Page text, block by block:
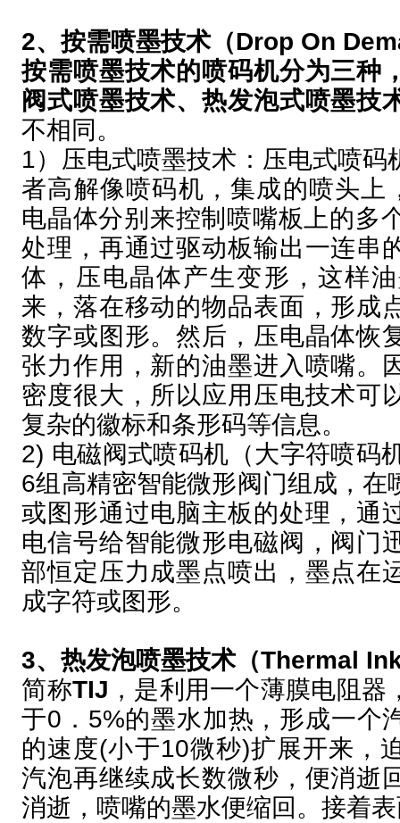
2、按需喷墨技术（Drop On
按需喷墨技术的喷码机分为三种
阀式喷墨技术、热发泡式喷墨技
不相同。
1）压电式喷墨技术：压电式喷码
者高解像喷码机，集成的喷头上
电晶体分别来控制喷嘴板上的多
处理，再通过驱动板输出一连串
体，压电晶体产生变形，这样
来，落在移动的物品表面，形成
数字或图形。然后，压电晶体恢
张力作用，新的油墨进入喷嘴。
密度很大，所以应用压电技术可
复杂的徽标和条形码等信息。
2) 电磁阀式喷码机（大字符喷码
6组高精密智能微形阀门组成，在
或图形通过电脑主板的处理，通
电信号给智能微形电磁阀，阀门
部恒定压力成墨点喷出，墨点在
成字符或图形。
3、热发泡喷墨技术（Thermal
简称TIJ ，是利用一个薄膜电阻
于0．5%的墨水加热，形成一个
的速度(小于10微秒)扩展开来，
汽泡再继续成长数微秒，便消逝
消逝，喷嘴的墨水便缩回。接着